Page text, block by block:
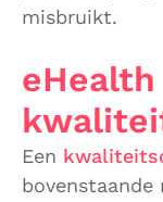
misbruikt.
eHealth
Een
bovenstaande